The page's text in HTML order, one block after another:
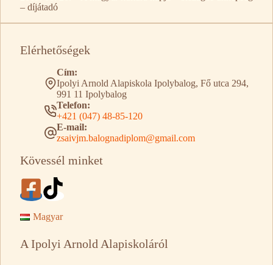
– díjátadó
Elérhetőségek
Cím:
Ipolyi Arnold Alapiskola Ipolybalog, Fő utca 294,
991 11 Ipolybalog
Telefon:
+421 (047) 48-85-120
E-mail:
zsaivjm.balognadiplom@gmail.com
Kövessél minket
Magyar
A Ipolyi Arnold Alapiskoláról